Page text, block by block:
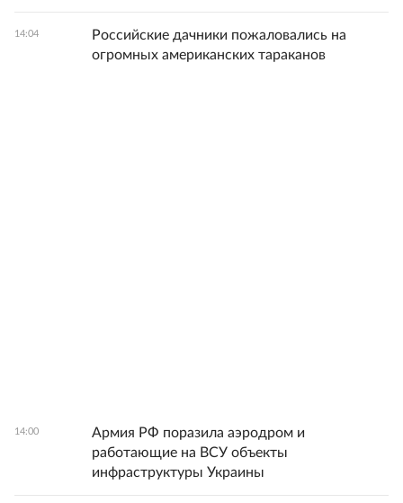
14:04
Российские дачники пожаловались на
огромных американских тараканов
14:00
Армия РФ поразила аэродром и
работающие на ВСУ объекты
инфраструктуры Украины